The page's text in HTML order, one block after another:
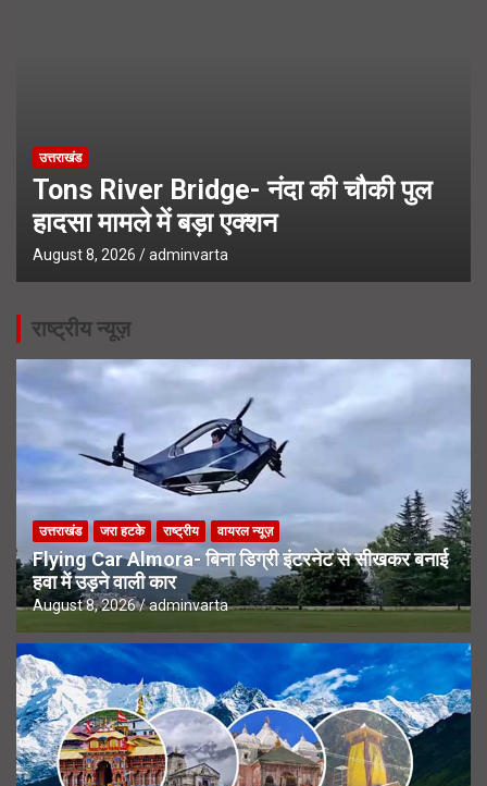
उत्तराखंड
Tons River Bridge- नंदा की चौकी पुल
हादसा मामले में बड़ा एक्शन
August 8, 2026 adminvarta
राष्ट्रीय न्यूज़
उत्तराखंड जरा हटके राष्ट्रीय वायरल न्यूज़
Flying Car Almora- बिना डिग्री इंटरनेट से सीखकर बनाई
हवा में उड़ने वाली कार
August 8, 2026 adminvarta